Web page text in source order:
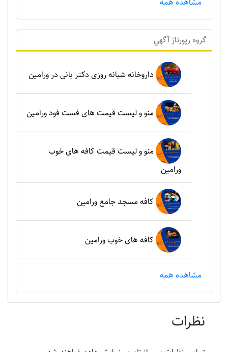
گروه رپورتاژ آگهي
داروخانه شبانه روزی دکتر بانی در ورامین
منو و لیست قیمت های فست فود ورامین
منو و لیست قیمت کافه های خوب
ورامین
کافه مسجد جامع ورامین
کافه های خوب ورامین
مشاهده همه
نظرات